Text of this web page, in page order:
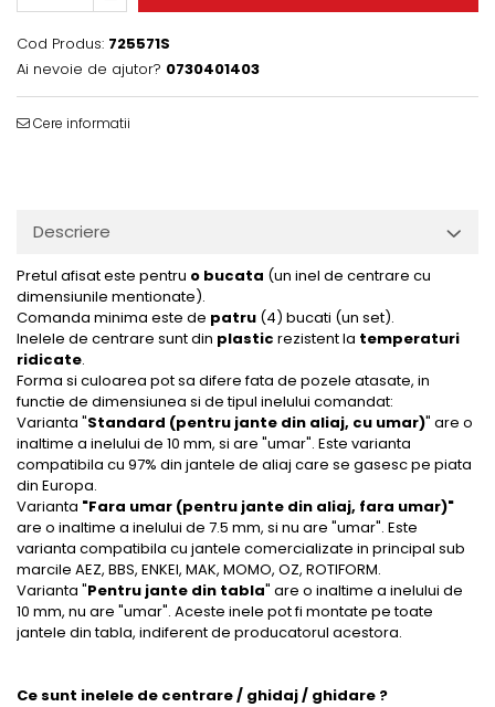
Cod Produs: 725571S
Ai nevoie de ajutor? 0730401403
Cere informatii
Descriere
Pretul afisat este pentru o bucata (un inel de centrare cu
dimensiunile mentionate).
Comanda minima este de patru (4) bucati (un set).
Inelele de centrare sunt din plastic rezistent la temperaturi
ridicate.
Forma si culoarea pot sa difere fata de pozele atasate, in
functie de dimensiunea si de tipul inelului comandat:
Varianta "Standard (pentru jante din aliaj, cu umar)" are o
inaltime a inelului de 10 mm, si are "umar". Este varianta
compatibila cu 97% din jantele de aliaj care se gasesc pe piata
din Europa.
Varianta "Fara umar (pentru jante din aliaj, fara umar)"
are o inaltime a inelului de 7.5 mm, si nu are "umar". Este
varianta compatibila cu jantele comercializate in principal sub
marcile AEZ, BBS, ENKEI, MAK, MOMO, OZ, ROTIFORM.
Varianta "Pentru jante din tabla" are o inaltime a inelului de
10 mm, nu are "umar". Aceste inele pot fi montate pe toate
jantele din tabla, indiferent de producatorul acestora.
Ce sunt inelele de centrare / ghidaj / ghidare ?